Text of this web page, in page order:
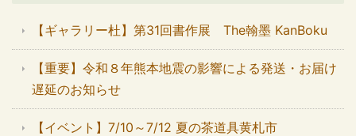
【ギャラリー杜】第31回書作展 The翰墨 KanBoku
【重要】令和８年熊本地震の影響による発送・お届け
遅延のお知らせ
【イベント】7/10～7/12 夏の茶道具黄札市